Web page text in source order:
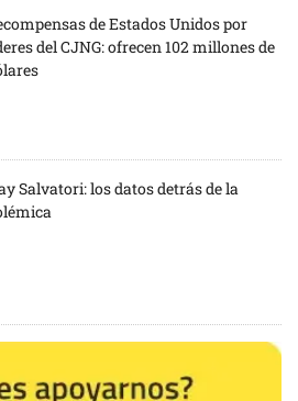
de Estados Unidos por
del CJNG: ofrecen 102 millones de
Salvatori: los datos detrás de la